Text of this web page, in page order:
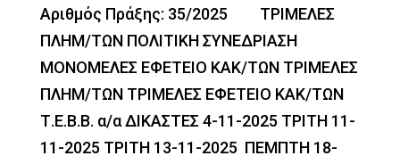
Αριθμός Πράξης: 35/2025 ΤΡΙΜΕΛΕΣ
ΠΛΗΜ/ΤΩΝ ΠΟΛΙΤΙΚΗ ΣΥΝΕΔΡΙΑΣΗ
ΜΟΝΟΜΕΛΕΣ ΕΦΕΤΕΙΟ ΚΑΚ/ΤΩΝ ΤΡΙΜΕΛΕΣ
ΠΛΗΜ/ΤΩΝ ΤΡΙΜΕΛΕΣ ΕΦΕΤΕΙΟ ΚΑΚ/ΤΩΝ
Τ.Ε.Β.Β. α/α ΔΙΚΑΣΤΕΣ 4-11-2025 ΤΡΙΤΗ 11-
11-2025 ΤΡΙΤΗ 13-11-2025 ΠΕΜΠΤΗ 18-